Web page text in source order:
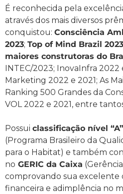
É reconhecida pela
através dos mais diversos
conquistou: Consciência
2023; Top of Mind Brazil
maiores construtoras do
INTEC/2023; InovaInfra 2022
Marketing 2022 e 2021; As
Ranking 500 Grandes da
VOL 2022 e 2021, entre
Possui classificação nível
(Programa Brasileiro da
para o Habitat) e também
no GERIC da Caixa
comprovando sua excelente
financeira e adimplência no